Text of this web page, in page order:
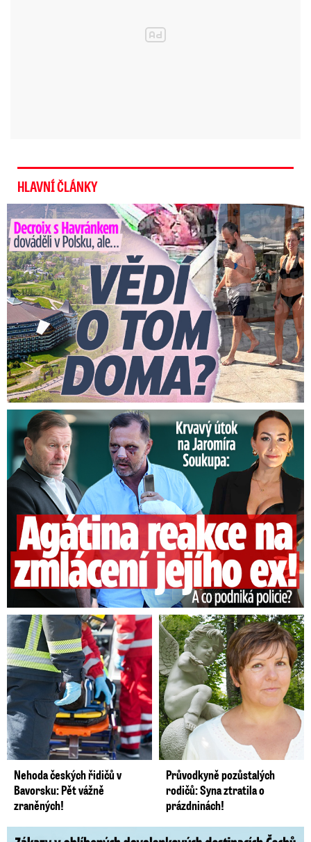
HLAVNÍ ČLÁNKY
Decroix s Havránkem dováděli v Polsku, ale… Vědí o tom doma?
Útok na Jaromíra Soukupa: Reakce Agáty na zmlácení jejího ex
Nehoda českých řidičů v
Bavorsku: Pět vážně
zraněných!
Průvodkyně pozůstalých
rodičů: Syna ztratila o
prázdninách!